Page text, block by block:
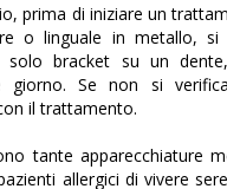
prima di iniziare un
o linguale in metallo, si
solo bracket su un
giorno. Se non si
il trattamento.
tante apparecchiature
allergici di vivere